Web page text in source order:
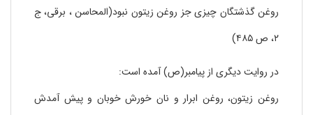
روغن گذشتگان چیزی جز روغن زیتون نبود(المحاسن ، برقی، ج
۲، ص ۴۸۵)
در روایت دیگری از پیامبر(ص) آمده است:
روغن زیتون، روغن ابرار و نان خورش خوبان و پیش آمدش